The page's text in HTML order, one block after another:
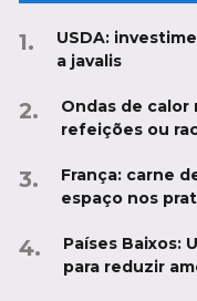
USDA:
a javalis
Ondas de calor
refeições ou
França: carne
espaço nos
Países Baixos:
para reduzir